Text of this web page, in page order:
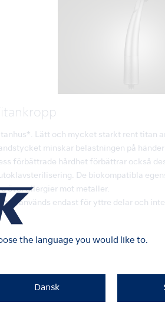
the language you would like to.
Dansk
Titankropp
Lätt och mycket starkt rent titan
minskar belastningen på
förbättrade hårdhet förbättrar också
De biokompatibla
över allergier mot metaller.
används endast för yttre delar och